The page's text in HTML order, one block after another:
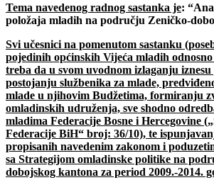
Tema navedenog radnog sastanka je:
položaja mladih na području Zeničko-
Svi učesnici na pomenutom sastanku
pojedinih općinskih Vijeća mladih
treba da u svom uvodnom izlaganju iznesu
postojanju službenika za mlade,
mlade u njihovim Budžetima, formiranju
omladinskih udruženja, sve shodno
mladima Federacije Bosne i Hercegovine
Federacije BiH“ broj: 36/10), te
propisanih navedenim zakonom i
sa Strategijom omladinske politike na
dobojskog kantona za period 2009.-2014.